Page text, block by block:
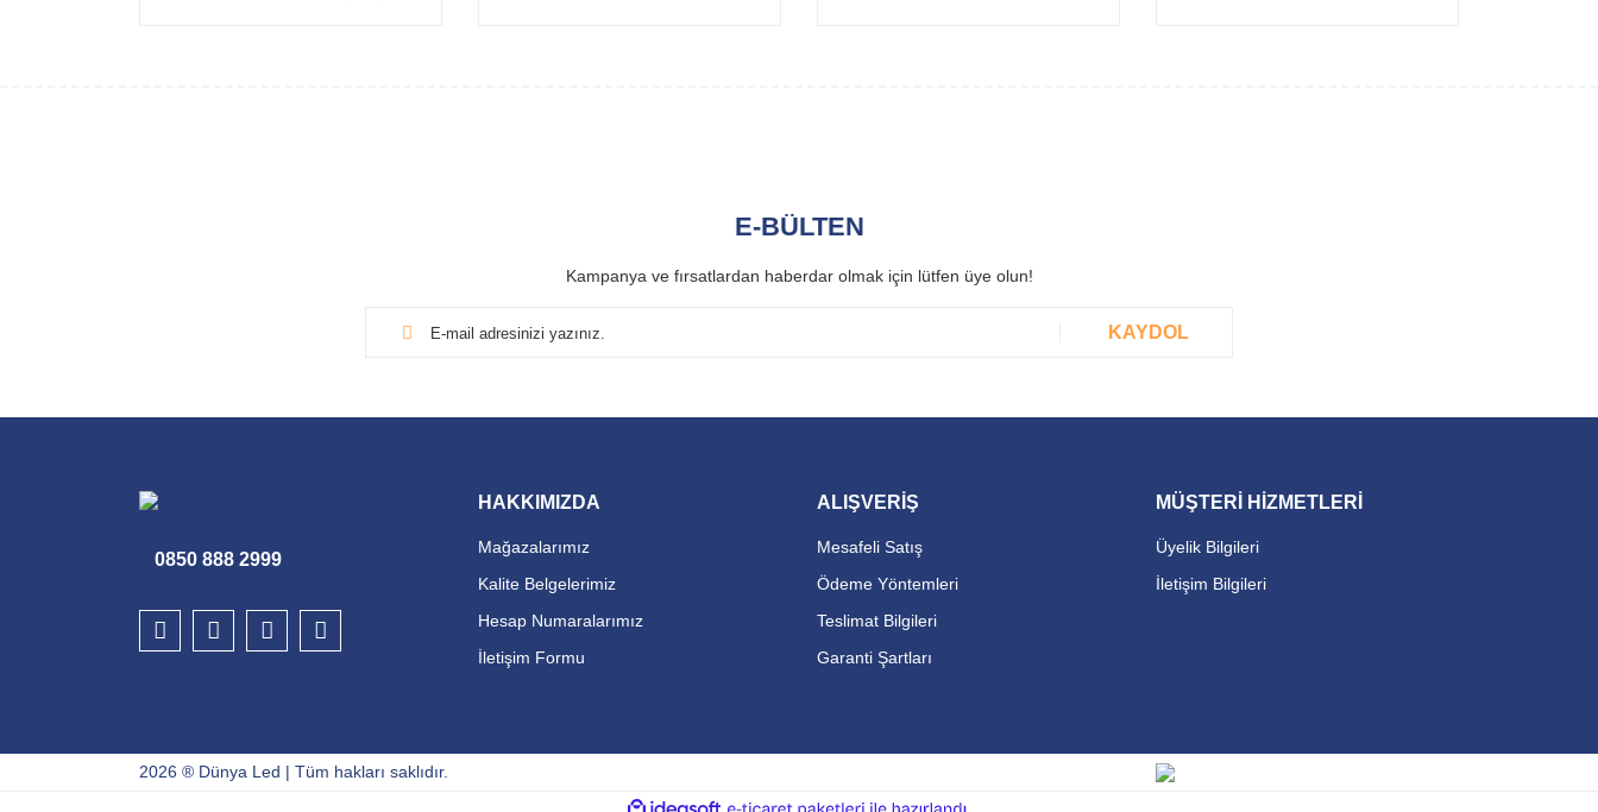
E-BÜLTEN
Kampanya ve fırsatlardan haberdar olmak için lütfen üye olun!
KAYDOL
0850 888 2999
HAKKIMIZDA
Mağazalarımız
Kalite Belgelerimiz
Hesap Numaralarımız
İletişim Formu
ALIŞVERİŞ
Mesafeli Satış
Ödeme Yöntemleri
Teslimat Bilgileri
Garanti Şartları
MÜŞTERİ HİZMETLERİ
Üyelik Bilgileri
İletişim Bilgileri
2026 ® Dünya Led | Tüm hakları saklıdır.